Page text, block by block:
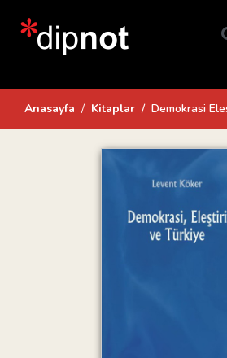
Anasayfa Kitaplar Demokrasi